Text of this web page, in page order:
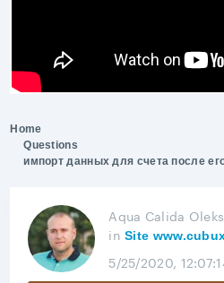
Home
Questions
импорт данных для счета после
Aqua Calida
in Site
5/25/2020,